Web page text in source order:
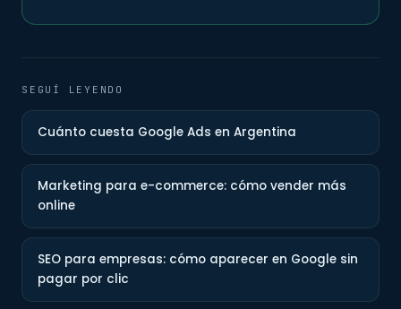
SEGUÍ LEYENDO
Cuánto cuesta Google Ads en Argentina
Marketing para e-commerce: cómo vender más
online
SEO para empresas: cómo aparecer en Google sin
pagar por clic